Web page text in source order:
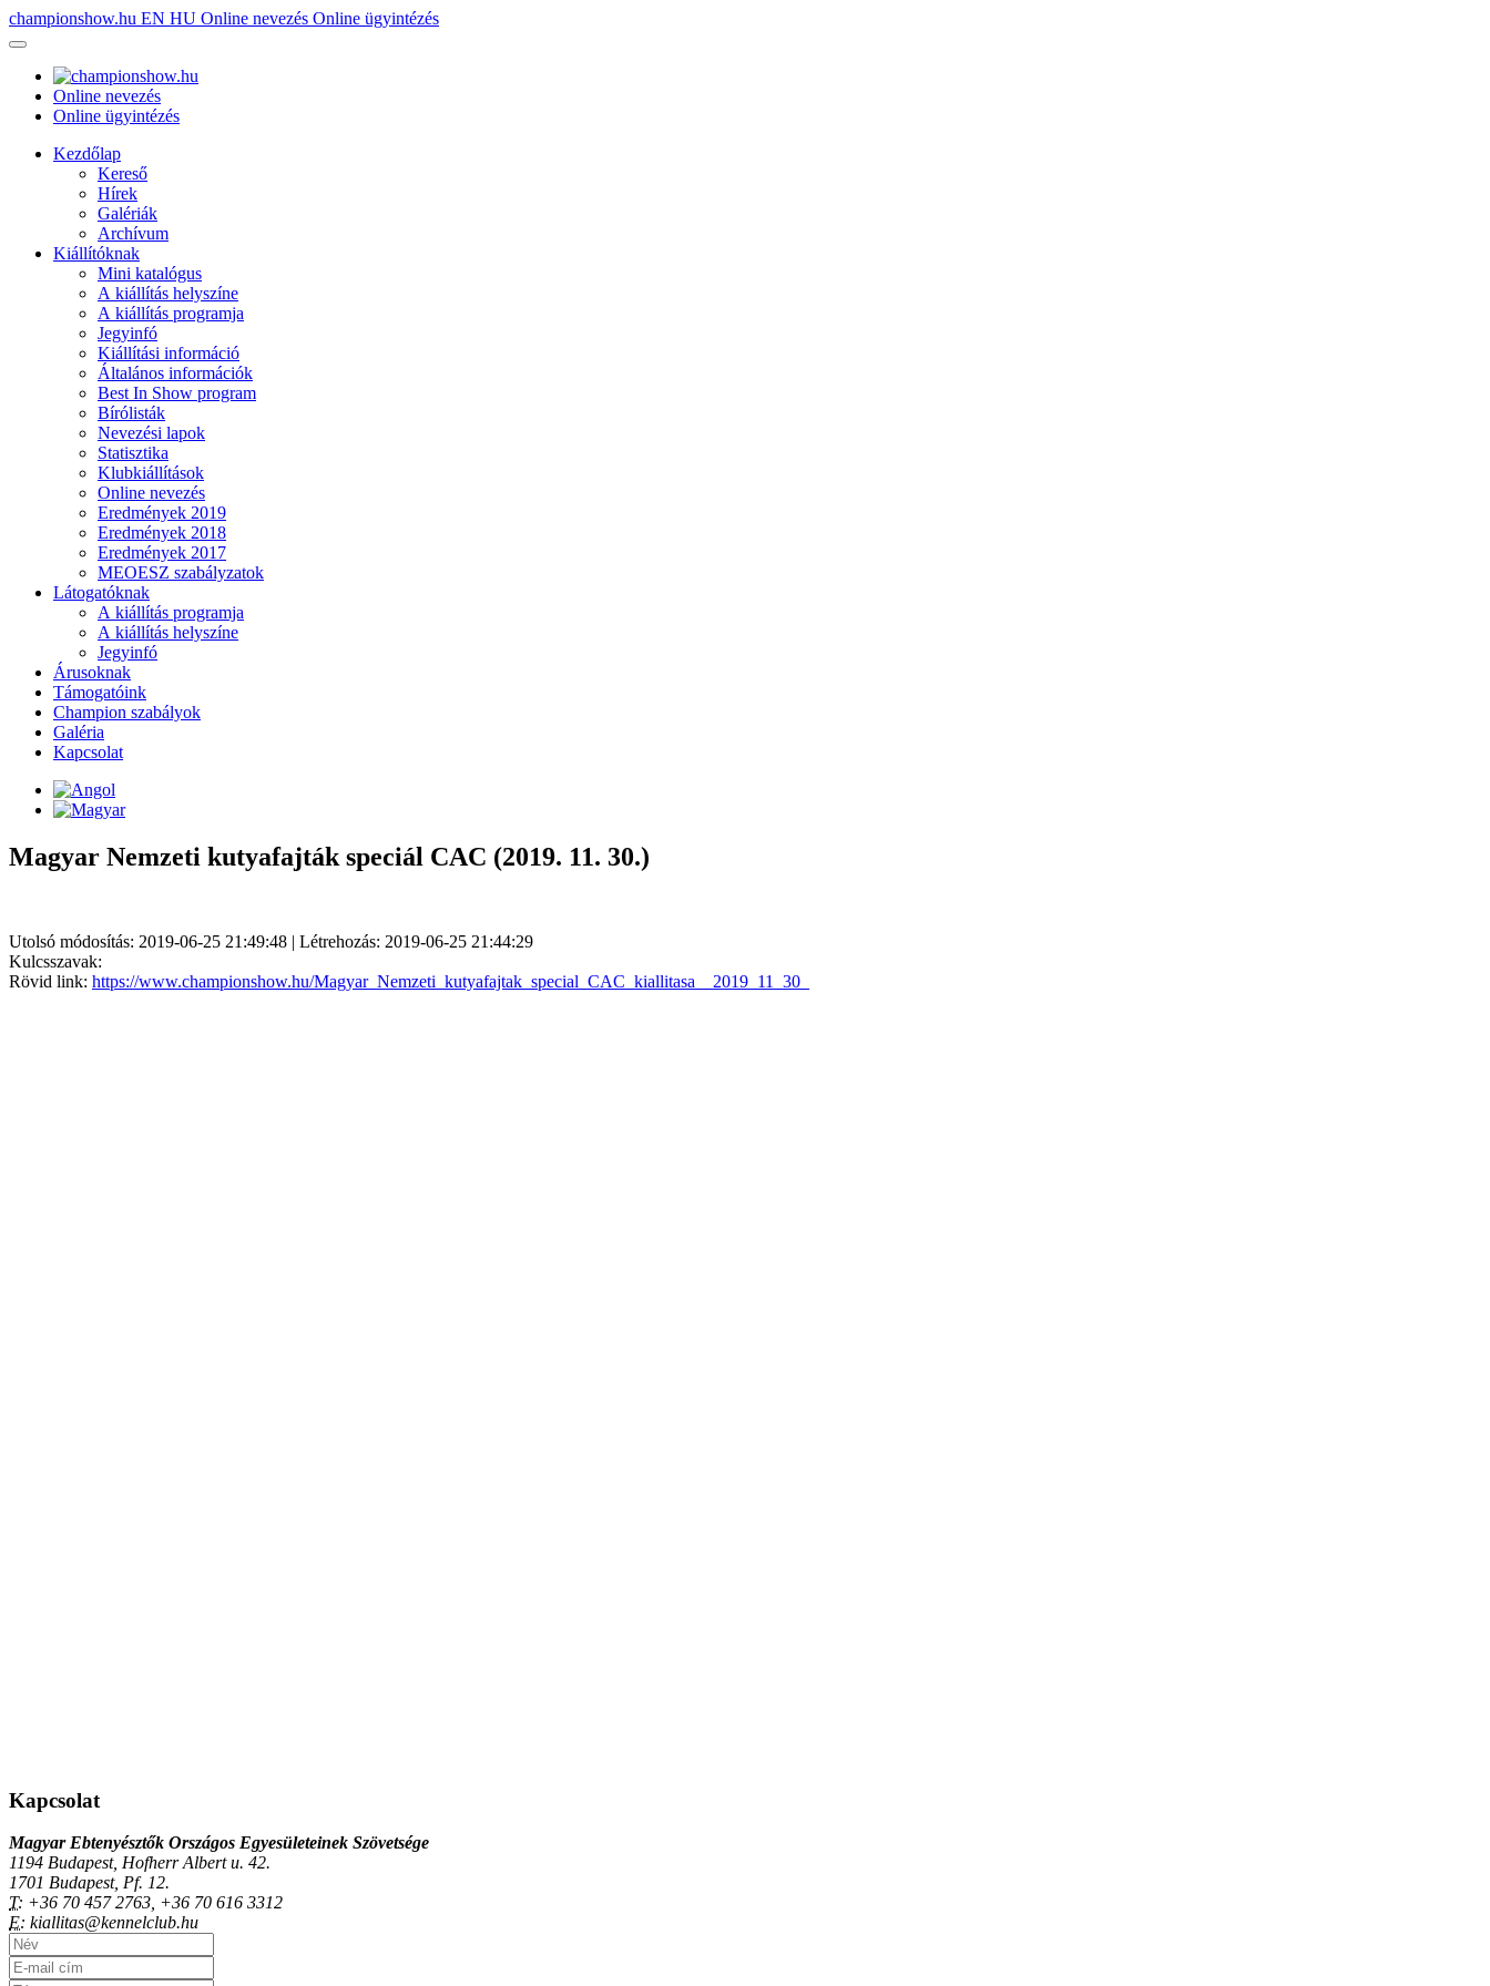
championshow.hu EN HU Online nevezés Online ügyintézés
Online nevezés
Online ügyintézés
Kezdőlap
Kereső
Hírek
Galériák
Archívum
Kiállítóknak
Mini katalógus
A kiállítás helyszíne
A kiállítás programja
Jegyinfó
Kiállítási információ
Általános információk
Best In Show program
Bírólisták
Nevezési lapok
Statisztika
Klubkiállítások
Online nevezés
Eredmények 2019
Eredmények 2018
Eredmények 2017
MEOESZ szabályzatok
Látogatóknak
A kiállítás programja
A kiállítás helyszíne
Jegyinfó
Árusoknak
Támogatóink
Champion szabályok
Galéria
Kapcsolat
Magyar Nemzeti kutyafajták speciál CAC (2019. 11. 30.)
Utolsó módosítás: 2019-06-25 21:49:48 | Létrehozás: 2019-06-25 21:44:29
Kulcsszavak:
Rövid link: https://www.championshow.hu/Magyar_Nemzeti_kutyafajtak_special_CAC_kiallitasa__2019_11_30_
Kapcsolat
Magyar Ebtenyésztők Országos Egyesületeinek Szövetsége
1194 Budapest, Hofherr Albert u. 42.
1701 Budapest, Pf. 12.
T: +36 70 457 2763, +36 70 616 3312
E: kiallitas@kennelclub.hu